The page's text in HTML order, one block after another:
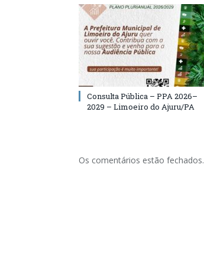
Consulta Pública – PPA 2026–
2029 – Limoeiro do Ajuru/PA
Os comentários estão fechados.